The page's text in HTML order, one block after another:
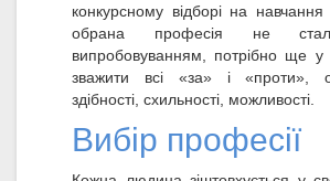
конкурсному відборі на
обрана професія не
випробовуванням, потрібно ще у
зважити всі «за» і «проти»,
здібності, схильності, можливості.
Вибір професії